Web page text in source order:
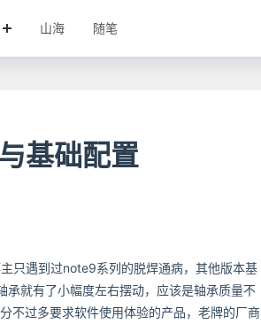
山海 随笔
基础配置
只遇到过note9系列的脱焊通病，其他版本基
就有了小幅度左右摆动，应该是轴承质量不
不过多要求软件使用体验的产品，老牌的厂商